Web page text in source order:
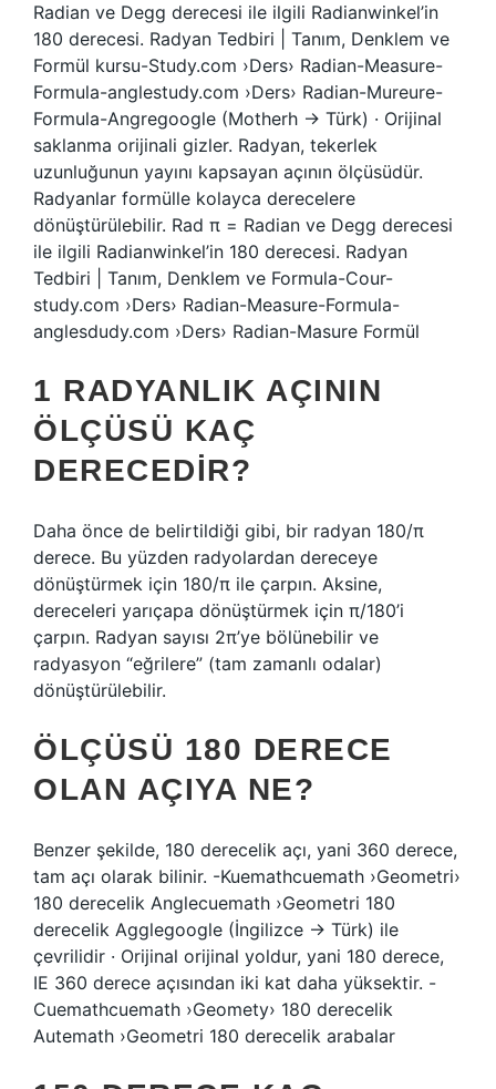
Radian ve Degg derecesi ile ilgili Radianwinkel’in
180 derecesi. Radyan Tedbiri | Tanım, Denklem ve
Formül kursu-Study.com ›Ders› Radian-Measure-
Formula-anglestudy.com ›Ders› Radian-Mureure-
Formula-Angregoogle (Motherh → Türk) · Orijinal
saklanma orijinali gizler. Radyan, tekerlek
uzunluğunun yayını kapsayan açının ölçüsüdür.
Radyanlar formülle kolayca derecelere
dönüştürülebilir. Rad π = Radian ve Degg derecesi
ile ilgili Radianwinkel’in 180 derecesi. Radyan
Tedbiri | Tanım, Denklem ve Formula-Cour-
study.com ›Ders› Radian-Measure-Formula-
anglesdudy.com ›Ders› Radian-Masure Formül
1 RADYANLIK AÇININ
ÖLÇÜSÜ KAÇ
DERECEDIR?
Daha önce de belirtildiği gibi, bir radyan 180/π
derece. Bu yüzden radyolardan dereceye
dönüştürmek için 180/π ile çarpın. Aksine,
dereceleri yarıçapa dönüştürmek için π/180’i
çarpın. Radyan sayısı 2π’ye bölünebilir ve
radyasyon “eğrilere” (tam zamanlı odalar)
dönüştürülebilir.
ÖLÇÜSÜ 180 DERECE
OLAN AÇIYA NE?
Benzer şekilde, 180 derecelik açı, yani 360 derece,
tam açı olarak bilinir. -Kuemathcuemath ›Geometri›
180 derecelik Anglecuemath ›Geometri 180
derecelik Agglegoogle (İngilizce → Türk) ile
çevrilidir · Orijinal orijinal yoldur, yani 180 derece,
IE 360 derece açısından iki kat daha yüksektir. -
Cuemathcuemath ›Geomety› 180 derecelik
Autemath ›Geometri 180 derecelik arabalar